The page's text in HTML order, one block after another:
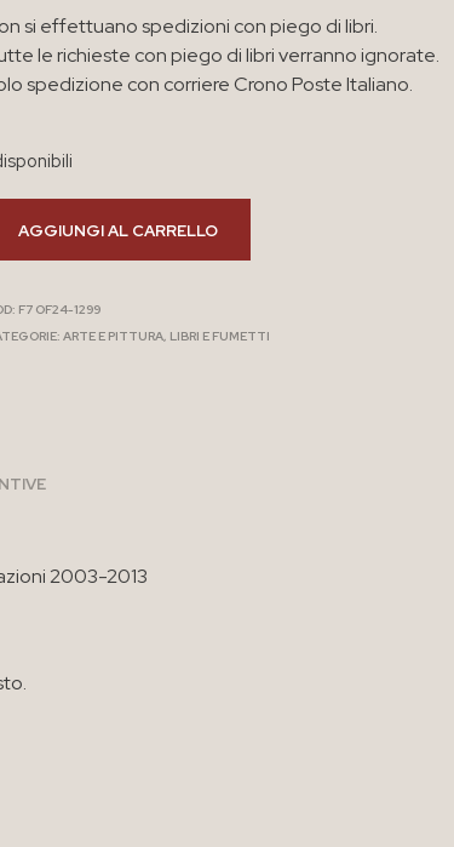
si effettuano spedizioni con piego di libri.
le richieste con piego di libri verranno ignorate.
spedizione con corriere Crono Poste Italiano.
AGGIUNGI AL CARRELLO
F7 OF24-1299
ARTE E PITTURA, LIBRI E FUMETTI
2003-2013